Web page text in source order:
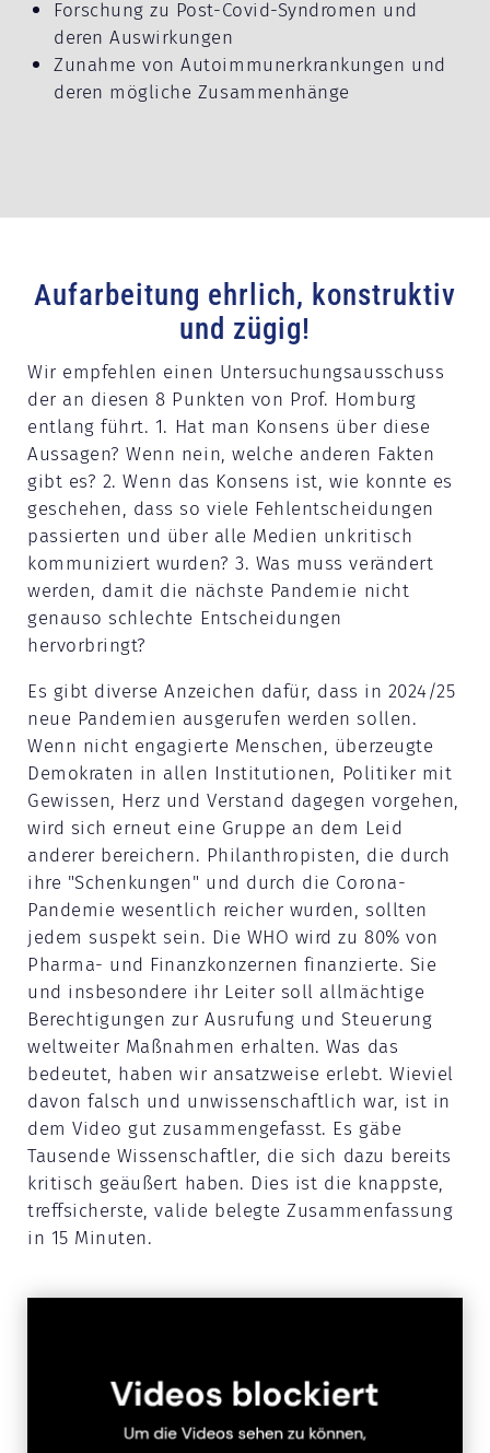
Forschung zu Post-Covid-Syndromen und
deren Auswirkungen
Zunahme von Autoimmunerkrankungen und
deren mögliche Zusammenhänge
Aufarbeitung ehrlich, konstruktiv
und zügig!
Wir empfehlen einen Untersuchungsausschuss
der an diesen 8 Punkten von Prof. Homburg
entlang führt. 1. Hat man Konsens über diese
Aussagen? Wenn nein, welche anderen Fakten
gibt es? 2. Wenn das Konsens ist, wie konnte es
geschehen, dass so viele Fehlentscheidungen
passierten und über alle Medien unkritisch
kommuniziert wurden? 3. Was muss verändert
werden, damit die nächste Pandemie nicht
genauso schlechte Entscheidungen
hervorbringt?
Es gibt diverse Anzeichen dafür, dass in 2024/25
neue Pandemien ausgerufen werden sollen.
Wenn nicht engagierte Menschen, überzeugte
Demokraten in allen Institutionen, Politiker mit
Gewissen, Herz und Verstand dagegen vorgehen,
wird sich erneut eine Gruppe an dem Leid
anderer bereichern. Philanthropisten, die durch
ihre "Schenkungen" und durch die Corona-
Pandemie wesentlich reicher wurden, sollten
jedem suspekt sein. Die WHO wird zu 80% von
Pharma- und Finanzkonzernen finanzierte. Sie
und insbesondere ihr Leiter soll allmächtige
Berechtigungen zur Ausrufung und Steuerung
weltweiter Maßnahmen erhalten. Was das
bedeutet, haben wir ansatzweise erlebt. Wieviel
davon falsch und unwissenschaftlich war, ist in
dem Video gut zusammengefasst. Es gäbe
Tausende Wissenschaftler, die sich dazu bereits
kritisch geäußert haben. Dies ist die knappste,
treffsicherste, valide belegte Zusammenfassung
in 15 Minuten.